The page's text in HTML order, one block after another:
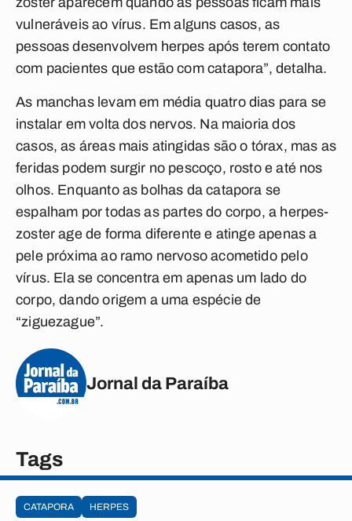
vulneráveis ao vírus. Em alguns casos, as
pessoas desenvolvem herpes após terem contato
com pacientes que estão com catapora”, detalha.
As manchas levam em média quatro dias para se
instalar em volta dos nervos. Na maioria dos
casos, as áreas mais atingidas são o tórax, mas as
feridas podem surgir no pescoço, rosto e até nos
olhos. Enquanto as bolhas da catapora se
espalham por todas as partes do corpo, a herpes-
zoster age de forma diferente e atinge apenas a
pele próxima ao ramo nervoso acometido pelo
vírus. Ela se concentra em apenas um lado do
corpo, dando origem a uma espécie de
“ziguezague”.
Jornal da Paraíba
Tags
CATAPORA HERPES